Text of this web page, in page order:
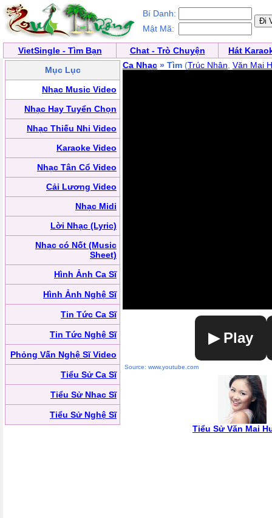
Bí Danh:
Mật Mã:
VietSingle - Tìm Bạn Chat - Trò Chuyện
Hát
Mục Lục
Nhạc Music Video
Nhạc Hay Tuyển Chọn
Nhạc Thiếu Nhi Video
Karaoke Video
Nhạc Tân Cổ Video
Cải Lương Video
Nhạc Midi
Lời Nhạc (Lyric)
Nhạc có Nốt (Music
Sheet)
Hình Ảnh Ca Sĩ
Hình Ảnh Nghệ Sĩ
Tin Tức Ca Sĩ
Tin Tức Nghệ Sĩ
Phỏng Vấn Nghệ Sĩ Video
Tiểu Sử Ca Sĩ
Tiểu Sử Nhạc Sĩ
Tiểu Sử Nghệ Sĩ
Ca Nhạc » Tìm (Trúc Nhân Văn Mai
▶ Play
Source: www.youtube.com
Tiểu Sử Văn Mai